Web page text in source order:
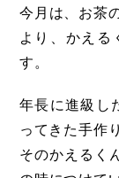
今月は、お茶
より、かえる
す。
年長に進級し
ってきた手作
そのかえるく